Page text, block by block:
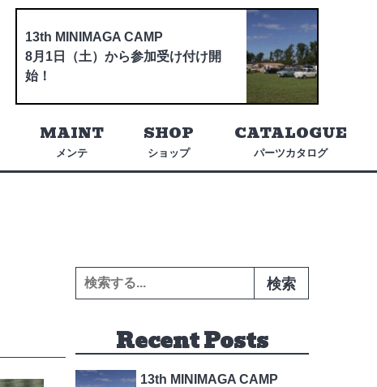
13th MINIMAGA CAMP
8月1日（土）から参加受け付け開
始！
メンテ
MAINT
ショップ
SHOP
パーツカタログ
CATALOGUE
検索:
Recent Posts
13th MINIMAGA CAMP